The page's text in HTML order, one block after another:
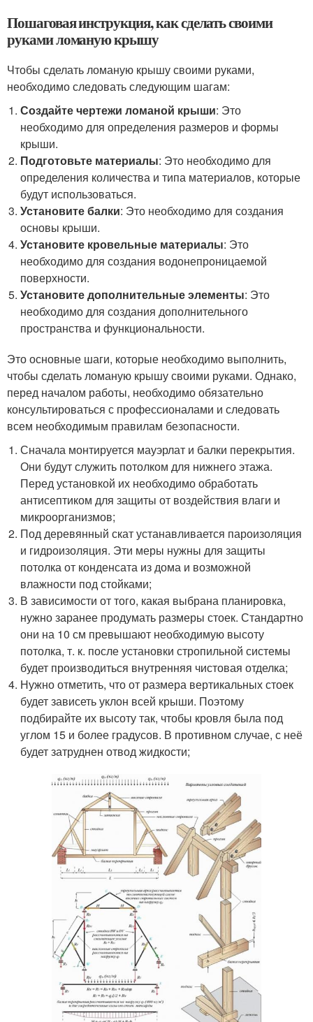
Пошаговая инструкция, как сделать своими
руками ломаную крышу
Чтобы сделать ломаную крышу своими руками,
необходимо следовать следующим шагам:
Создайте чертежи ломаной крыши: Это
необходимо для определения размеров и формы
крыши.
Подготовьте материалы: Это необходимо для
определения количества и типа материалов, которые
будут использоваться.
Установите балки: Это необходимо для создания
основы крыши.
Установите кровельные материалы: Это
необходимо для создания водонепроницаемой
поверхности.
Установите дополнительные элементы: Это
необходимо для создания дополнительного
пространства и функциональности.
Это основные шаги, которые необходимо выполнить,
чтобы сделать ломаную крышу своими руками. Однако,
перед началом работы, необходимо обязательно
консультироваться с профессионалами и следовать
всем необходимым правилам безопасности.
Сначала монтируется мауэрлат и балки перекрытия.
Они будут служить потолком для нижнего этажа.
Перед установкой их необходимо обработать
антисептиком для защиты от воздействия влаги и
микроорганизмов;
Под деревянный скат устанавливается пароизоляция
и гидроизоляция. Эти меры нужны для защиты
потолка от конденсата из дома и возможной
влажности под стойками;
В зависимости от того, какая выбрана планировка,
нужно заранее продумать размеры стоек. Стандартно
они на 10 см превышают необходимую высоту
потолка, т. к. после установки стропильной системы
будет производиться внутренняя чистовая отделка;
Нужно отметить, что от размера вертикальных стоек
будет зависеть уклон всей крыши. Поэтому
подбирайте их высоту так, чтобы кровля была под
углом 15 и более градусов. В противном случае, с неё
будет затруднен отвод жидкости;